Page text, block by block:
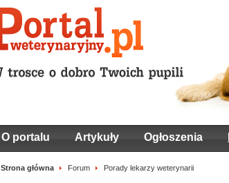
O portalu Artykuły Ogłoszenia
Strona główna Forum Porady lekarzy weterynarii